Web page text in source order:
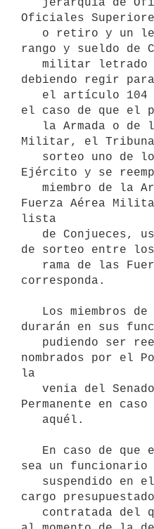
Oficiales
rango y sueldo de
debiendo regir
el caso de que el
Militar, el
Ejército y se
Fuerza Aérea
lista
de sorteo entre
corresponda.
durarán en sus
nombrados por el
la
Permanente en
sea un funcionario
cargo